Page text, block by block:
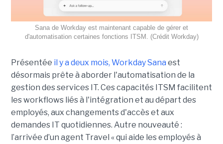
Sana de Workday est maintenant capable de gérer et
d'automatisation certaines fonctions ITSM. (Crédit Workday)
Présentée il y a deux mois, Workday Sana est
désormais prête à aborder l'automatisation de la
gestion des services IT. Ces capacités ITSM facilitent
les workflows liés à l'intégration et au départ des
employés, aux changements d'accès et aux
demandes IT quotidiennes. Autre nouveauté :
l’arrivée d’un agent Travel « qui aide les employés à